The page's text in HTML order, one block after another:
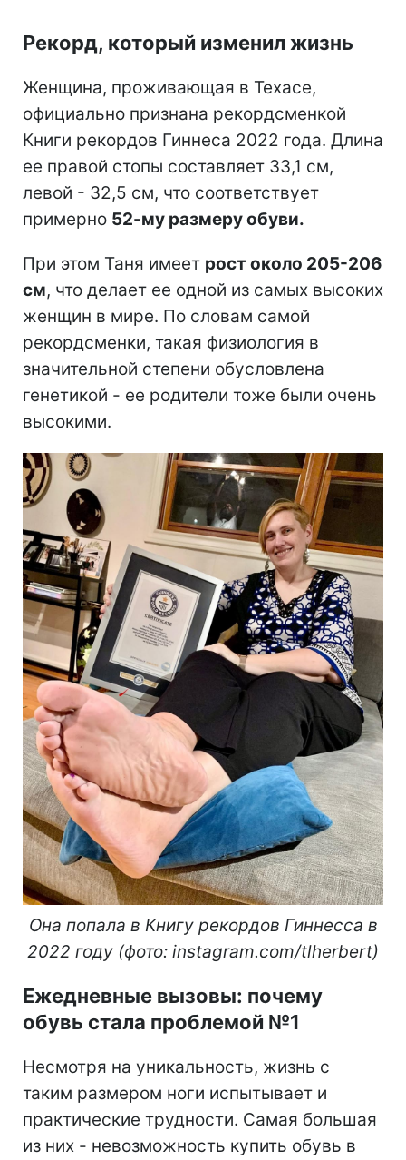
Рекорд, который изменил жизнь
Женщина, проживающая в Техасе,
официально признана рекордсменкой
Книги рекордов Гиннеса 2022 года. Длина
ее правой стопы составляет 33,1 см,
левой - 32,5 см, что соответствует
примерно 52-му размеру обуви.
При этом Таня имеет рост около 205-206
см, что делает ее одной из самых высоких
женщин в мире. По словам самой
рекордсменки, такая физиология в
значительной степени обусловлена
генетикой - ее родители тоже были очень
высокими.
Она попала в Книгу рекордов Гиннесса в
2022 году (фото: instagram.com/tlherbert)
Ежедневные вызовы: почему
обувь стала проблемой №1
Несмотря на уникальность, жизнь с
таким размером ноги испытывает и
практические трудности. Самая большая
из них - невозможность купить обувь в